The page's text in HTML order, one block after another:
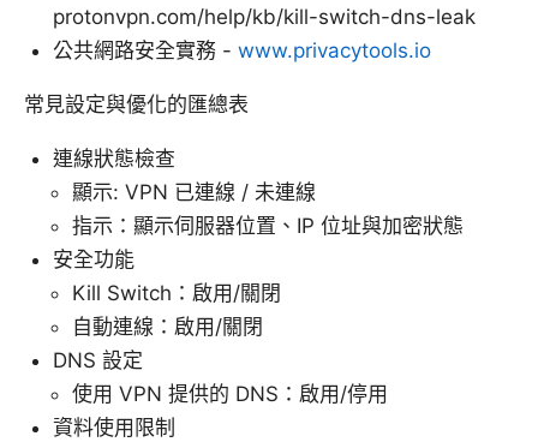
protonvpn.com/help/kb/kill-switch-dns-leak
公共網路安全實務 - www.privacytools.io
常見設定與優化的匯總表
連線狀態檢查
顯示: VPN 已連線 / 未連線
指示：顯示伺服器位置、IP 位址與加密狀態
安全功能
Kill Switch：啟用/關閉
自動連線：啟用/關閉
DNS 設定
使用 VPN 提供的 DNS：啟用/停用
資料使用限制